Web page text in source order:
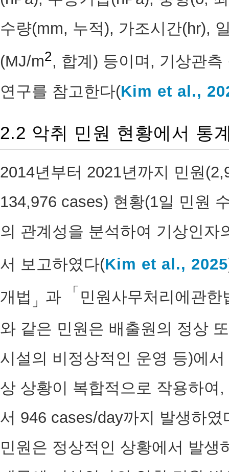
수량(mm, 누적), 가조시간(hr),
(MJ/m2, 합계) 등이며, 기상관
연구를 참고한다(Kim et al.,
2.2 악취 민원 현황에서 통
2014년부터 2021년까지 민원
134,976 cases) 현황(1일 민원
의 관계성을 분석하여 기상인
서 보고하였다(Kim et al., 2025
개법 」 과 「 민원사무처리에관한
와 같은 민원은 배출원의 정상
시설의 비정상적인 운영 등)에
상 상황이 복합적으로 작용하여
서 946 cases/day까지 발생하
민원은 정상적인 상황에서 발